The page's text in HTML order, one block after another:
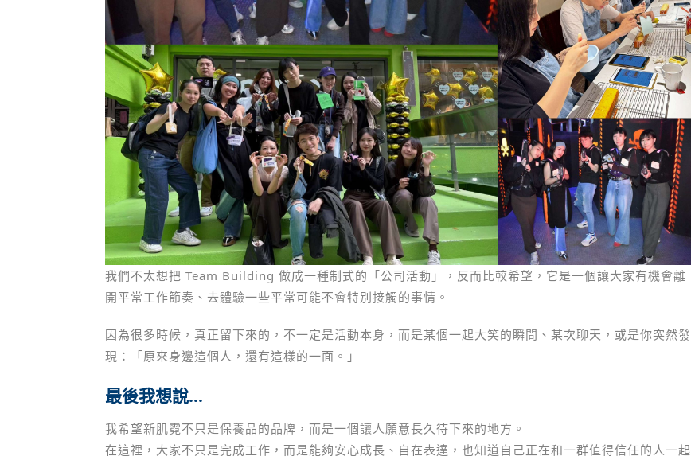
我們不太想把 Team Building 做成一種制式的「公司活動」，反而比較希望，它是一個讓大家有機會離
開平常工作節奏、去體驗一些平常可能不會特別接觸的事情。
因為很多時候，真正留下來的，不一定是活動本身，而是某個一起大笑的瞬間、某次聊天，或是你突然發
現：「原來身邊這個人，還有這樣的一面。」
最後我想說…
我希望新肌霓不只是保養品的品牌，而是一個讓人願意長久待下來的地方。
在這裡，大家不只是完成工作，而是能夠安心成長、自在表達，也知道自己正在和一群值得信任的人一起